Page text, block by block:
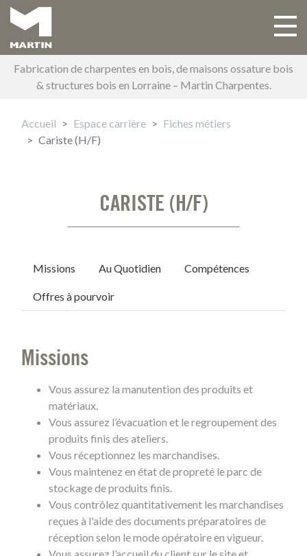
Aller
au
contenu
principal
Main navigation Toggle
Fabrication de charpentes en bois, de maisons ossature bois
& structures bois en Lorraine – Martin Charpentes.
Accueil Espace carrière
Fiches métiers
Cariste (H/F)
CARISTE (H/F)
Missions Au Quotidien Compétences
Offres à pourvoir
Missions
Vous assurez la manutention des produits et
matériaux.
Vous assurez l’évacuation et le regroupement des
produits finis des ateliers.
Vous réceptionnez les marchandises.
Vous maintenez en état de propreté le parc de
stockage de produits finis.
Vous contrôlez quantitativement les marchandises
reçues à l'aide des documents préparatoires de
réception selon le mode opératoire en vigueur.